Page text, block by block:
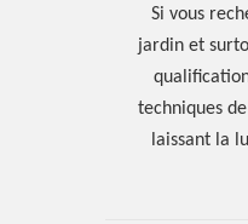
Si vous
jardin et
techniques
laissant la